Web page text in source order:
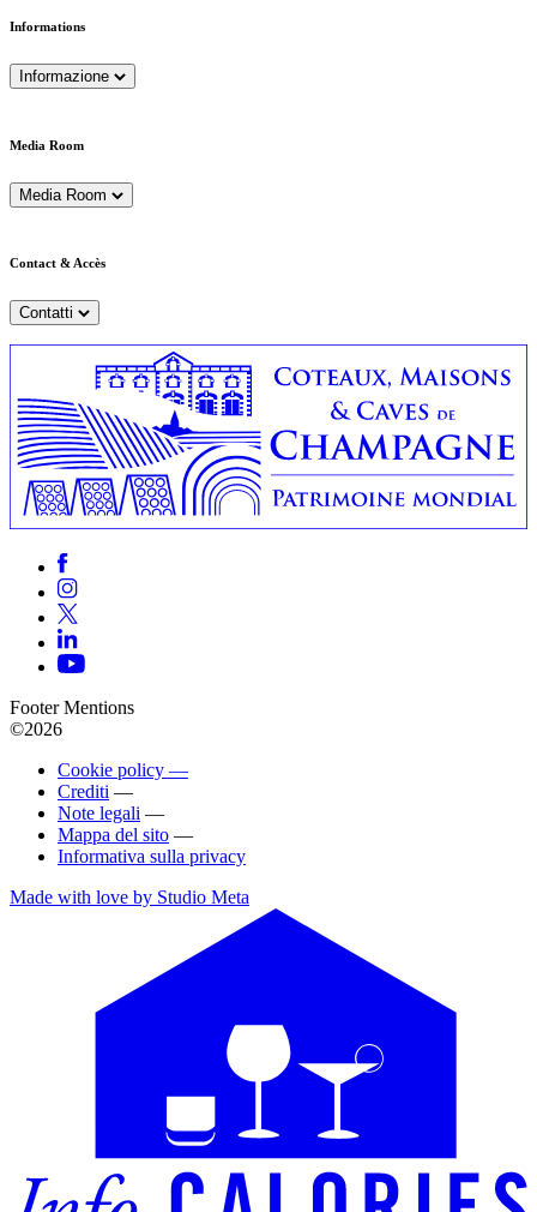
Informations
Informazione
Media Room
Media Room
Contact & Accès
Contatti
Footer Mentions
©2026
Cookie policy —
Crediti —
Note legali —
Mappa del sito —
Informativa sulla privacy
Made with love by Studio Meta